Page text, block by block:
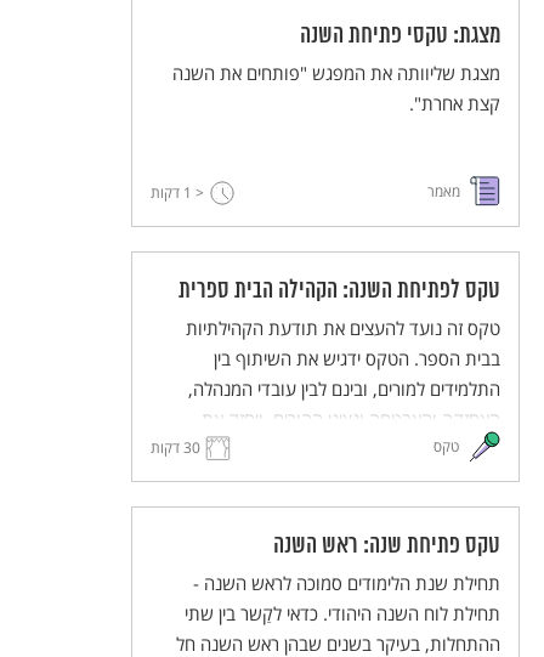
מצגת: טקסי פתיחת השנה
מצגת שליוותה את המפגש "פותחים את השנה
קצת אחרת".
מאמר < 1 דקות
טקס לפתיחת השנה: הקהילה הבית ספרית
טקס זה נועד להעצים את תודעת הקהילתיות
בבית הספר. הטקס ידגיש את השיתוף בין
התלמידים למורים, ובינם לבין עובדי המנהלה,
האחזקה והאבטחה ונציגי ההורים, ויחזק את
תחושת השייכות והאחריות המשותפת. הטקס
מותאם ללמידה מרחוק וללמידה היברידית.
טקס 30 דקות
טקס פתיחת שנה: ראש השנה
תחילת שנת הלימודים סמוכה לראש השנה -
תחילת לוח השנה היהודי. כדאי לקַשר בין שתי
ההתחלות, בעיקר בשנים שבהן ראש השנה חל